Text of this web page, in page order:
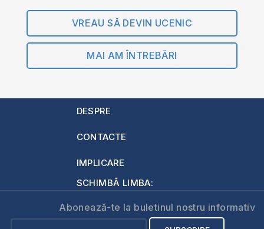
VREAU SĂ DEVIN UCENIC
MAI AM ÎNTREBĂRI
DESPRE
CONTACTE
IMPLICARE
SCHIMBĂ LIMBA:
Abonează-te la buletinul nostru informativ